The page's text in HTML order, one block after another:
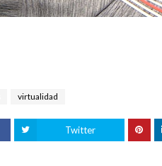
virtualidad
Twitter